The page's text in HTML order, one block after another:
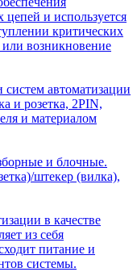
цепей и используется
критических
возникновение
автоматизации
и розетка, 2PIN,
и материалом
и блочные.
штекер (вилка),
в качестве
из себя
питание и
системы.